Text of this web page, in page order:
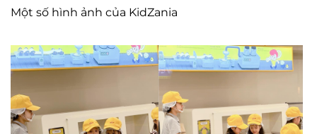
Một số hình ảnh của KidZania